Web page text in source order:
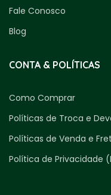
Fale Conosco
Blog
CONTA & POLÍTICAS
Como Comprar
Políticas de Troca e
Políticas de Venda e
Política de Privacidade